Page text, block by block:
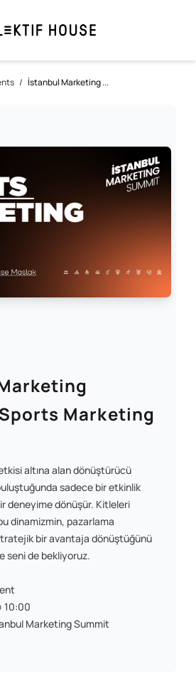
/ İstanbul Marketing ...
Marketing
altına alan dönüştürücü
sadece bir etkinlik
deneyime dönüşür. Kitleleri
dinamizmin, pazarlama
bir avantaja dönüştüğünü
seni de bekliyoruz.
10:00
Marketing Summit